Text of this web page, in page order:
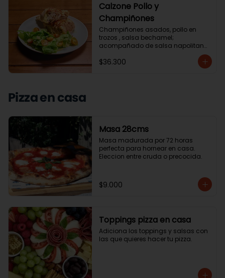
Calzone Pollo y
Champiñones
Champiñones asados, pollo en
trozos , salsa bechamel;
acompañado de salsa napolitana
chip.
$36.300
Pizza en casa
Masa 28cms
Masa madurada por 72 horas
perfecta para hornear en casa.
Eleccion entre cruda o precocida.
$9.000
Toppings pizza en casa
Adiciona los toppings y salsas con
las que quieres hacer tu pizza.